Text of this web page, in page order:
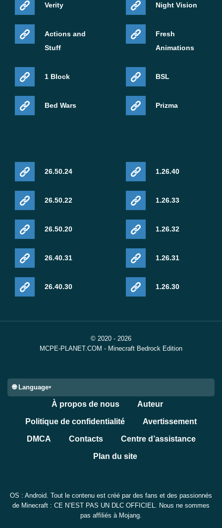
Verity
Actions and
Stuff
1 Block
Bed Wars
Night Vision
Fresh
Animations
BSL
Prizma
26.50.24
26.50.22
26.50.20
26.40.31
26.40.30
1.26.40
1.26.33
1.26.32
1.26.31
1.26.30
© 2020 - 2026
MCPE-PLANET.COM - Minecraft Bedrock Edition
🌐 Language
À propos de nous Auteur
Politique de confidentialité Avertissement
DMCA Contacts Centre d’assistance
Plan du site
OS : Android. Tout le contenu est créé par des fans et des passionnés
de Minecraft : CE N’EST PAS UN DLC OFFICIEL. Nous ne sommes
pas affiliés à Mojang.